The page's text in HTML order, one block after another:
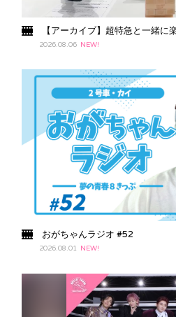
超特急 OFFICIAL APP
超特急の最新情報やファ
チェック！
【アーカイブ】超特急と一緒に
2026.08.06 NEW!
おがちゃんラジオ #52
2026.08.01 NEW!